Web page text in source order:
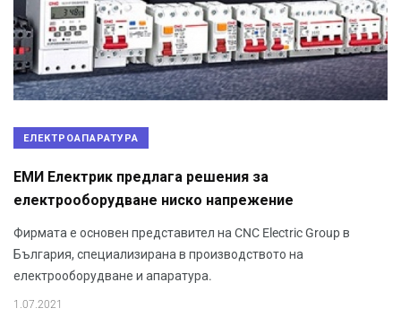
ЕЛЕКТРОАПАРАТУРА
ЕМИ Електрик предлага решения за
електрооборудване ниско напрежение
Фирмата е основен представител на CNC Electric Group в
България, специализирана в производството на
електрооборудване и апаратура.
1.07.2021